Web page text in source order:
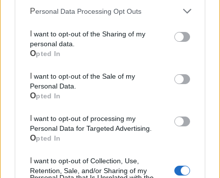
Personal Data Processing Opt Outs
personal data.
Opted In
Personal Data.
Opted In
Personal Data for Targeted Advertising.
Opted In
Retention, Sale, and/or Sharing of my
Polizia Locale